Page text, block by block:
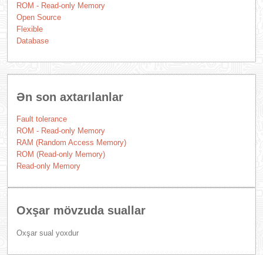
ROM - Read-only Memory
Open Source
Flexible
Database
Ən son axtarılanlar
Fault tolerance
ROM - Read-only Memory
RAM (Random Access Memory)
ROM (Read-only Memory)
Read-only Memory
Oxşar mövzuda suallar
Oxşar sual yoxdur